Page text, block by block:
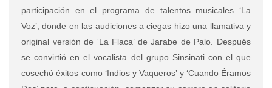
participación en el programa de talentos musicales ‘La
Voz’, donde en las audiciones a ciegas hizo una llamativa y
original versión de ‘La Flaca’ de Jarabe de Palo. Después
se convirtió en el vocalista del grupo Sinsinati con el que
cosechó éxitos como ‘Indios y Vaqueros’ y ‘Cuando Éramos